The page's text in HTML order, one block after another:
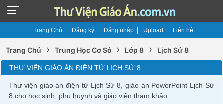
Trang Chủ Đăng ký Đăng nhập Upload Liên hệ
Trang Chủ › Trung Học Cơ Sở › Lớp 8 › Lịch Sử 8
THƯ VIỆN GIÁO ÁN ĐIỆN TỬ LỊCH SỬ 8
Thư viện giáo án điện tử Lịch Sử 8, giáo án PowerPoint Lịch Sử
8 cho học sinh, phụ huynh và giáo viên tham khảo.